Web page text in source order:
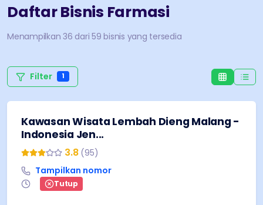
Daftar Bisnis Farmasi
Menampilkan 36 dari 59 bisnis yang tersedia
Filter 1
Kawasan Wisata Lembah Dieng Malang -
Indonesia Jen...
3.8 (95)
Tampilkan nomor
Tutup